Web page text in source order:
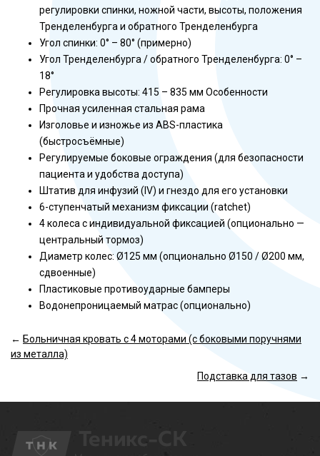
регулировки спинки, ножной части, высоты, положения
Тренделенбурга и обратного Тренделенбурга
Угол спинки: 0° – 80° (примерно)
Угол Тренделенбурга / обратного Тренделенбурга: 0° –
18°
Регулировка высоты: 415 – 835 мм Особенности
Прочная усиленная стальная рама
Изголовье и изножье из ABS-пластика
(быстросъёмные)
Регулируемые боковые ограждения (для безопасности
пациента и удобства доступа)
Штатив для инфузий (IV) и гнездо для его установки
6-ступенчатый механизм фиксации (ratchet)
4 колеса с индивидуальной фиксацией (опционально —
центральный тормоз)
Диаметр колес: Ø125 мм (опционально Ø150 / Ø200 мм,
сдвоенные)
Пластиковые противоударные бамперы
Водонепроницаемый матрас (опционально)
← Больничная кровать с 4 моторами (с боковыми поручнями
из металла)
Подставка для тазов →